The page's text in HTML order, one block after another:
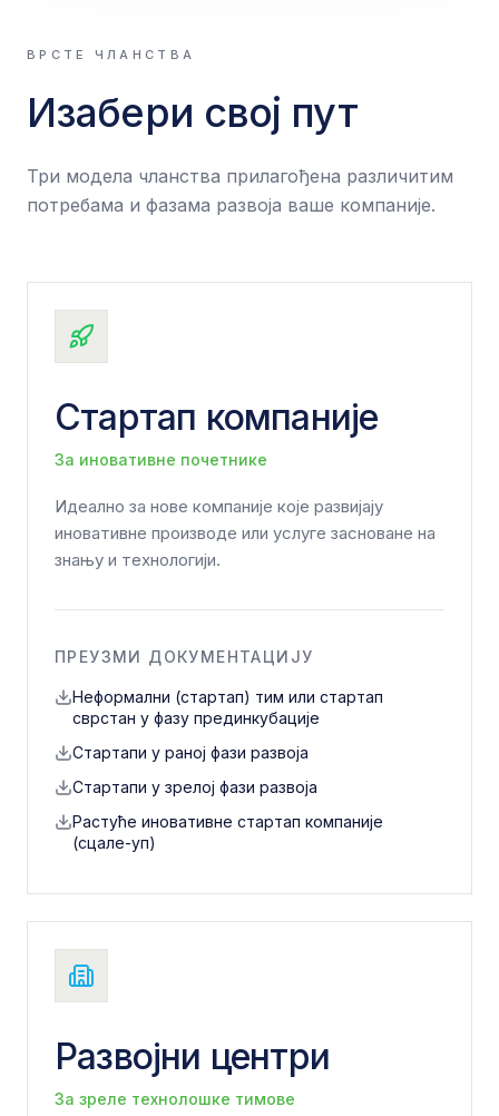
ВРСТЕ ЧЛАНСТВА
Изабери свој пут
Три модела чланства прилагођена различитим
потребама и фазама развоја ваше компаније.
Стартап компаније
За иновативне почетнике
Идеално за нове компаније које развијају
иновативне производе или услуге засноване на
знању и технологији.
ПРЕУЗМИ ДОКУМЕНТАЦИЈУ
Неформални (стартап) тим или стартап
сврстан у фазу прединкубације
Стартапи у раној фази развоја
Стартапи у зрелој фази развоја
Растуће иновативне стартап компаније
(сцале-уп)
Развојни центри
За зреле технолошке тимове